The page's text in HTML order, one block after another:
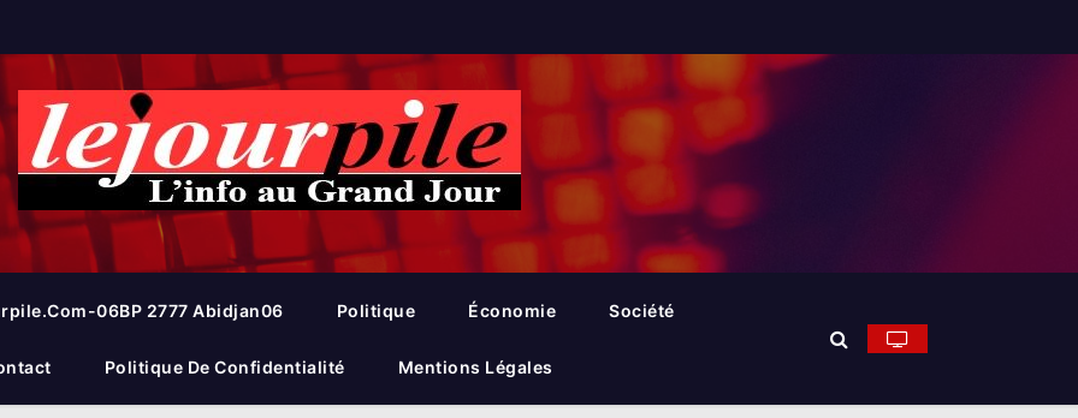
06BP 2777 Abidjan06 Politique Économie Société
Politique De Confidentialité Mentions Légales